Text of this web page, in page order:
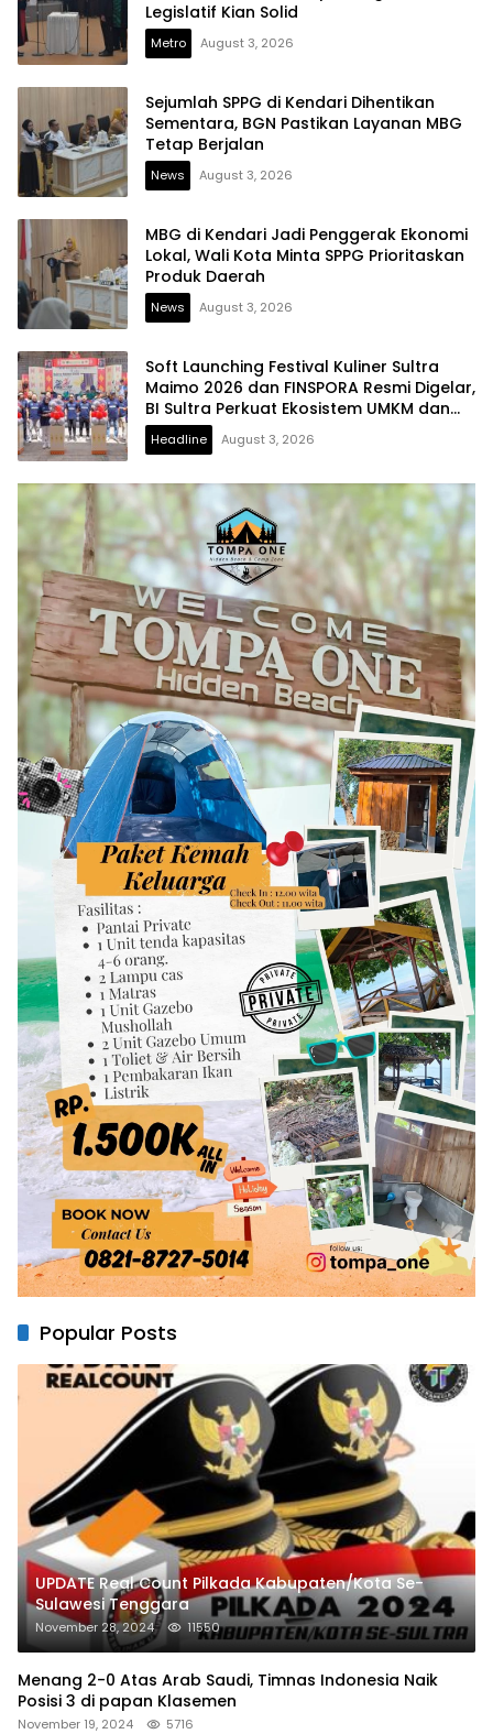
Legislatif Kian Solid
Metro August 3, 2026
Sejumlah SPPG di Kendari Dihentikan
Sementara, BGN Pastikan Layanan MBG
Tetap Berjalan
News August 3, 2026
MBG di Kendari Jadi Penggerak Ekonomi
Lokal, Wali Kota Minta SPPG Prioritaskan
Produk Daerah
News August 3, 2026
Soft Launching Festival Kuliner Sultra
Maimo 2026 dan FINSPORA Resmi Digelar,
BI Sultra Perkuat Ekosistem UMKM dan
Digitalisasi Ekonomi
Headline August 3, 2026
Popular Posts
UPDATE Real Count Pilkada Kabupaten/Kota Se-
Sulawesi Tenggara
November 28, 2024 11550
Menang 2-0 Atas Arab Saudi, Timnas Indonesia Naik
Posisi 3 di papan Klasemen
November 19, 2024 5716